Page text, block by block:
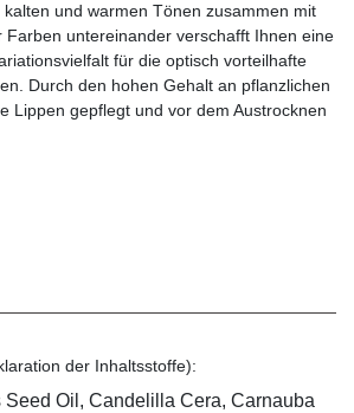
kalten und warmen Tönen zusammen mit
Farben untereinander verschafft Ihnen eine
für die optisch vorteilhafte
Durch den hohen Gehalt an pflanzlichen
Lippen gepflegt und vor dem Austrocknen
der Inhaltsstoffe):
Seed Oil, Candelilla Cera, Carnauba